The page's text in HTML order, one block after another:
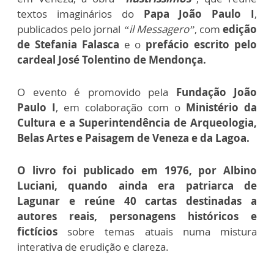
textos imaginários do Papa João Paulo I,
publicados pelo jornal “il Messagero”, comedição
de Stefania Falasca e o prefácio escrito pelo
cardeal José Tolentino de Mendonça.
O evento é promovido pela Fundação João
Paulo I, em colaboração com o Ministério da
Cultura e a Superintendência de Arqueologia,
Belas Artes e Paisagem de Veneza e da Lagoa.
O livro foi publicado em 1976, por Albino
Luciani, quando ainda era patriarca de
Lagunar e reúne 40 cartas destinadas a
autores reais,
personagens históricos e
fictícios sobre temas atuais numa mistura
interativa de erudição e clareza.